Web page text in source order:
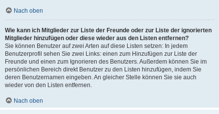
Nach oben
Wie kann ich Mitglieder zur Liste der Freunde oder zur Liste der ignorierten
Mitglieder hinzufügen oder diese wieder aus den Listen entfernen?
Sie können Benutzer auf zwei Arten auf diese Listen setzen: In jedem
Benutzerprofil sehen Sie zwei Links: einen zum Hinzufügen zur Liste der
Freunde und einen zum Ignorieren des Benutzers. Außerdem können Sie im
persönlichen Bereich direkt Benutzer zu den Listen hinzufügen, indem Sie
deren Benutzernamen eingeben. An gleicher Stelle können Sie sie auch
wieder von den Listen entfernen.
Nach oben